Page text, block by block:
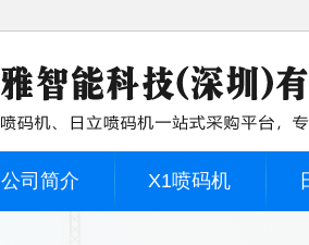
公司简介 X1喷码机